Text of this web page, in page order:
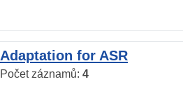
Adaptation for ASR
Počet záznamů: 4